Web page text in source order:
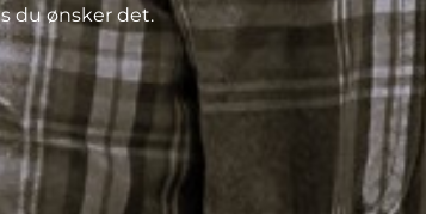
du ønsker det.